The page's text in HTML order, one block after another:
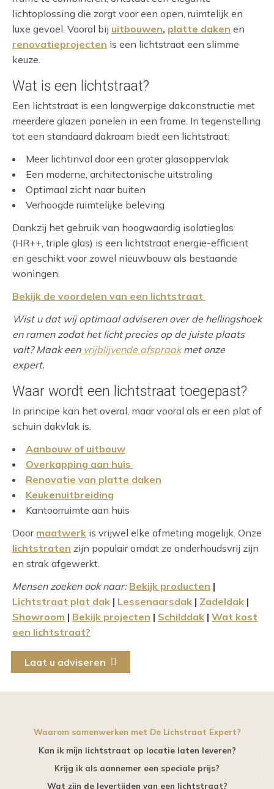
lichtoplossing die zorgt voor een open, ruimtelijk en
luxe gevoel. Vooral bij uitbouwen, platte daken en
renovatieprojecten is een lichtstraat een slimme
keuze.
Wat is een lichtstraat?
Een lichtstraat is een langwerpige dakconstructie met
meerdere glazen panelen in een frame. In tegenstelling
tot een standaard dakraam biedt een lichtstraat:
Meer lichtinval door een groter glasoppervlak
Een moderne, architectonische uitstraling
Optimaal zicht naar buiten
Verhoogde ruimtelijke beleving
Dankzij het gebruik van hoogwaardig isolatieglas
(HR++, triple glas) is een lichtstraat energie-efficiënt
en geschikt voor zowel nieuwbouw als bestaande
woningen.
Bekijk de voordelen van een lichtstraat
Wist u dat wij optimaal adviseren over de hellingshoek
en ramen zodat het licht precies op de juiste plaats
valt? Maak eenvrijblijvende afspraakmet onze
expert.
Waar wordt een lichtstraat toegepast?
In principe kan het overal, maar vooral als er een plat of
schuin dakvlak is.
Aanbouw of uitbouw
Overkapping aan huis
Renovatie van platte daken
Keukenuitbreiding
Kantoorruimte aan huis
Door maatwerk is vrijwel elke afmeting mogelijk. Onze
lichtstraten zijn populair omdat ze onderhoudsvrij zijn
en strak afgewerkt.
Mensen zoeken ook naar: Bekijk producten |
Lichtstraat plat dak | Lessenaarsdak | Zadeldak |
Showroom | Bekijk projecten | Schilddak | Wat kost
een lichtstraat?
Laat u adviseren
Waarom samenwerken met De Lichstraat Expert?
Kan ik mijn lichtstraat op locatie laten leveren?
Krijg ik als aannemer een speciale prijs?
Wat zijn de levertijden van een lichtstraat?